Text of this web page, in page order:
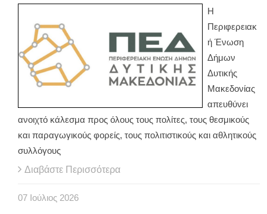
Η
Περιφερειακ
ή Ένωση
Δήμων
Δυτικής
Μακεδονίας
απευθύνει
ανοιχτό κάλεσμα προς όλους τους πολίτες, τους θεσμικούς
και παραγωγικούς φορείς, τους πολιτιστικούς και αθλητικούς
συλλόγους
Διαβάστε Περισσότερα
07 Ιούλιος 2026